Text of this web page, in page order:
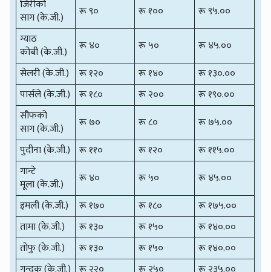
जिरीको
साग (के.जी.)
रू ९० रू १००
रू ९५.००
ग्याठ
कोबी (के.जी.)
रू ४० रू ५०
रू ४५.००
सेलरी (के.जी.)
रू १२० रू १४०
रू १३०.००
पार्सले (के.जी.) रू १८० रू २००
रू १९०.००
सौफको
साग (के.जी.)
रू ७० रू ८०
रू ७५.००
पुदीना (के.जी.) रू ११० रू १२०
रू ११५.००
गान्टे
मूला (के.जी.)
रू ४० रू ५०
रू ४५.००
इमली (के.जी.)
रू १७० रू १८०
रू १७५.००
तामा (के.जी.)
रू १३० रू १५०
रू १४०.००
तोफु (के.जी.)
रू १३० रू १५०
रू १४०.००